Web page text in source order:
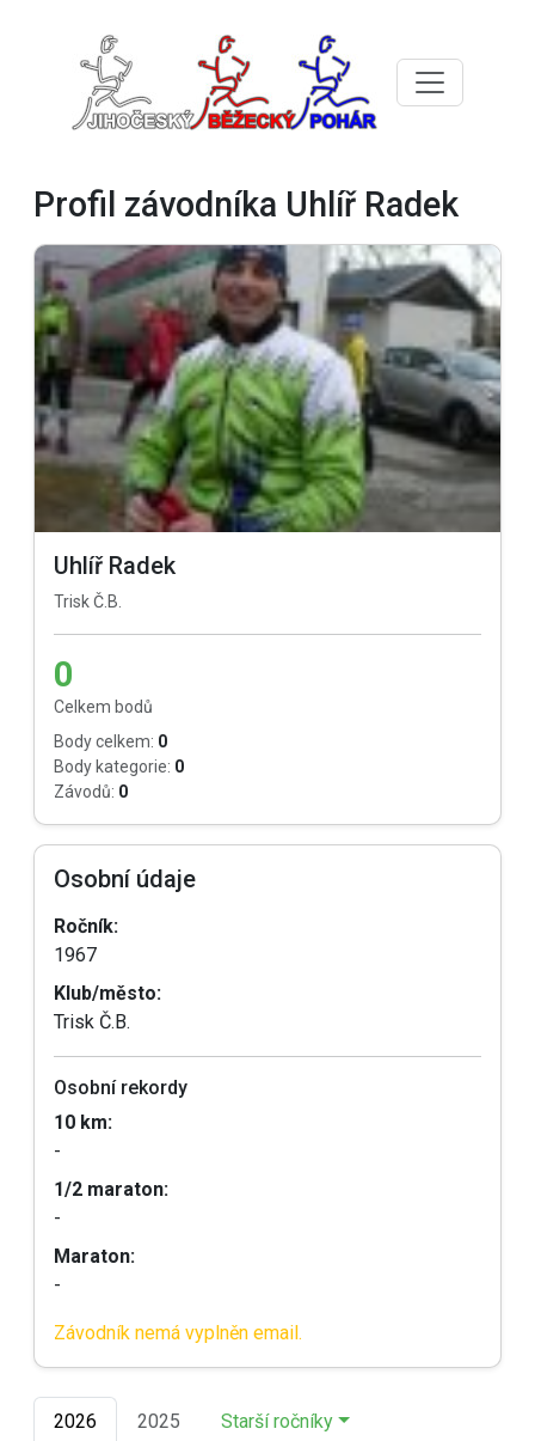
Profil závodníka Uhlíř Radek
Uhlíř Radek
Trisk Č.B.
0
Celkem bodů
Body celkem: 0
Body kategorie: 0
Závodů: 0
Osobní údaje
Ročník:
1967
Klub/město:
Trisk Č.B.
Osobní rekordy
10 km:
-
1/2 maraton:
-
Maraton:
-
Závodník nemá vyplněn email.
2026 2025 Starší ročníky